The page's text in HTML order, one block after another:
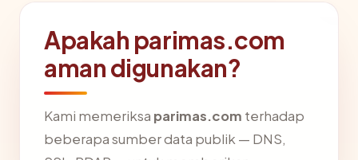
Apakah parimas.com
aman digunakan?
Kami memeriksa parimas.com terhadap
beberapa sumber data publik — DNS,